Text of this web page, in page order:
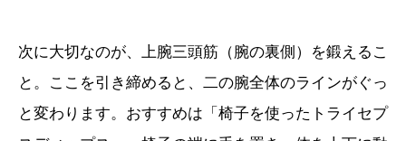
次に大切なのが、上腕三頭筋（腕の裏側）を鍛えるこ
と。ここを引き締めると、二の腕全体のラインがぐっ
と変わります。おすすめは「椅子を使ったトライセプ